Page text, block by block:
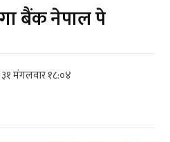
बैंक नेपाल पे
मंगलवार १८:०४